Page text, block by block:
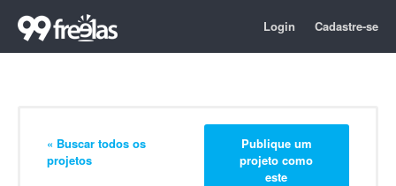
Login Cadastre-se
« Buscar todos os
projetos
Publique um
projeto como
este